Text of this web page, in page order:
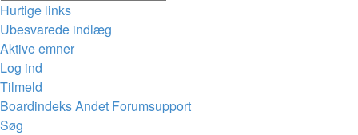
Hurtige links
Ubesvarede indlæg
Aktive emner
Log ind
Tilmeld
BoardindeksAndet Forumsupport
Søg